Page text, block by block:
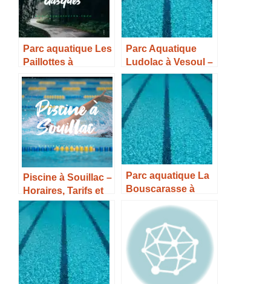
Parc aquatique Les
Paillottes à
Gasques –
Horaires, Tarifs et
Infos –
Parc Aquatique
Ludolac à Vesoul –
Horaires, Tarifs et
Infos –
Piscine à Souillac –
Horaires, Tarifs et
Infos –
Parc aquatique La
Bouscarasse à
Tarifs et Infos –